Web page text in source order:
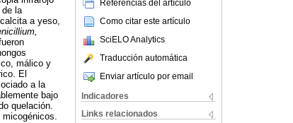
Referencias del artículo
Como citar este artículo
SciELO Analytics
Traducción automática
Enviar artículo por email
Indicadores
Links relacionados
la
a yeso,
málico y
El
a la
bajo
quelación.